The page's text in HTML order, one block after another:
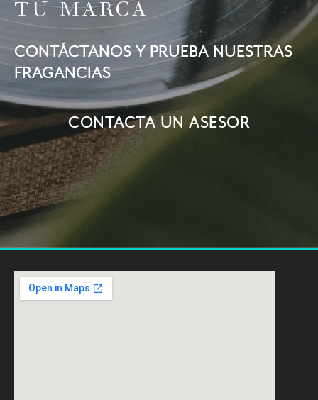
TU MARCA
CONTÁCTANOS Y PRUEBA NUESTRAS
FRAGANCIAS
CONTACTA UN ASESOR